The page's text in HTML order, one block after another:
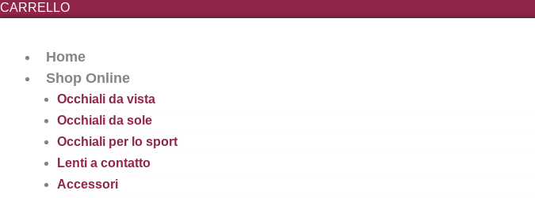
CARRELLO
Home
Shop Online
Occhiali da vista
Occhiali da sole
Occhiali per lo sport
Lenti a contatto
Accessori